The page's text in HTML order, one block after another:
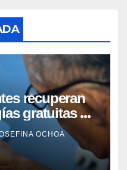
recuperan
gratuitas de
OCHOA